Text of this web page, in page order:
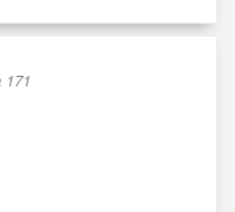
171